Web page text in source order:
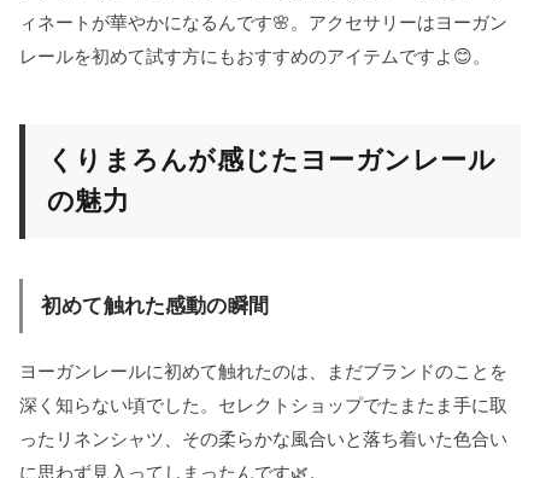
ィネートが華やかになるんです🌸。アクセサリーはヨーガン
レールを初めて試す方にもおすすめのアイテムですよ😊。
くりまろんが感じたヨーガンレール
の魅力
初めて触れた感動の瞬間
ヨーガンレールに初めて触れたのは、まだブランドのことを
深く知らない頃でした。セレクトショップでたまたま手に取
ったリネンシャツ、その柔らかな風合いと落ち着いた色合い
に思わず見入ってしまったんです🌿。